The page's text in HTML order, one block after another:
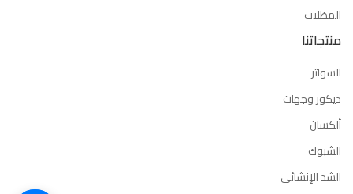
المظلات
منتجاتنا
السواتر
ديكور وجهات
ألكسان
الشبوك
الشد الإنشائي